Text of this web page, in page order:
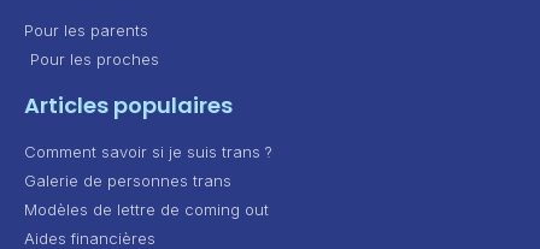
Pour les parents
Pour les proches
Articles populaires
Comment savoir si je suis trans ?
Galerie de personnes trans
Modèles de lettre de coming out
Aides financières